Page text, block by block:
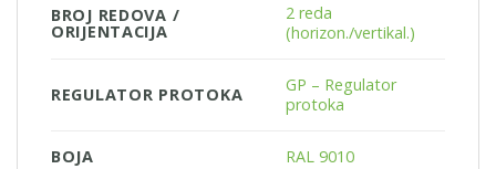
BROJ REDOVA /
ORIJENTACIJA
2 reda
(horizon./vertikal.)
REGULATOR PROTOKA
GP – Regulator
protoka
BOJA RAL 9010